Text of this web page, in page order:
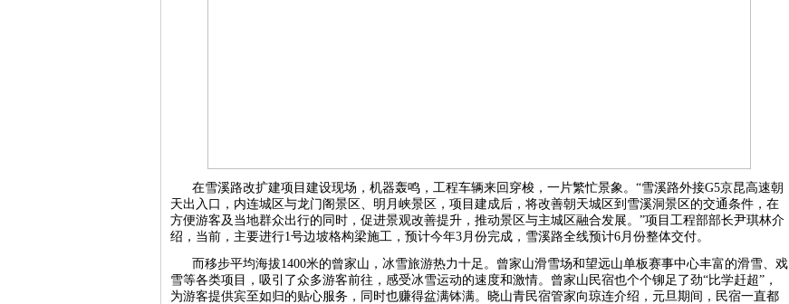
在雪溪路改扩建项目建设现场，机器轰鸣，工程车辆来回穿梭，一片繁忙景象。“雪溪路外接G5京昆高速朝
天出入口，内连城区与龙门阁景区、明月峡景区，项目建成后，将改善朝天城区到雪溪洞景区的交通条件，在
方便游客及当地群众出行的同时，促进景观改善提升，推动景区与主城区融合发展。”项目工程部部长尹琪林介
绍，当前，主要进行1号边坡格构梁施工，预计今年3月份完成，雪溪路全线预计6月份整体交付。
而移步平均海拔1400米的曾家山，冰雪旅游热力十足。曾家山滑雪场和望远山单板赛事中心丰富的滑雪、戏
雪等各类项目，吸引了众多游客前往，感受冰雪运动的速度和激情。曾家山民宿也个个铆足了劲“比学赶超”，
为游客提供宾至如归的贴心服务，同时也赚得盆满钵满。晓山青民宿管家向琼连介绍，元旦期间，民宿一直都